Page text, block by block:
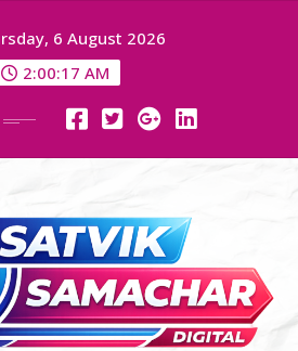
6 August 2026
2:00:18 AM